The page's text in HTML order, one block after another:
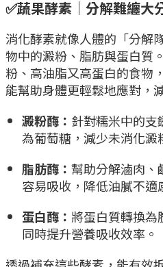
✅蔬果酵素｜分解難纏大
消化酵素就像人體的「分解
物中的澱粉、脂肪與蛋白質
粉、高油脂又高蛋白的食物
能幫助身體更輕鬆地應對，
澱粉酶： 針對糯米中的支
為葡萄糖，減少未消化澱
脂肪酶： 幫助分解滷肉、
容易吸收，降低油膩不適
蛋白酶： 將蛋白質轉換為
同時提升營養吸收效率。